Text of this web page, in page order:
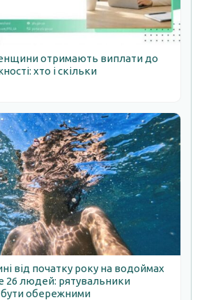
отримають виплати до
хто і скільки
від початку року на водоймах
26 людей: рятувальники
обережними